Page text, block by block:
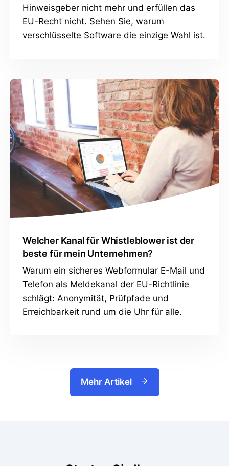
Hinweisgeber nicht mehr und erfüllen das
EU-Recht nicht. Sehen Sie, warum
verschlüsselte Software die einzige Wahl ist.
Welcher Kanal für Whistleblower ist der
beste für mein Unternehmen?
Warum ein sicheres Webformular E-Mail und
Telefon als Meldekanal der EU-Richtlinie
schlägt: Anonymität, Prüfpfade und
Erreichbarkeit rund um die Uhr für alle.
Mehr Artikel